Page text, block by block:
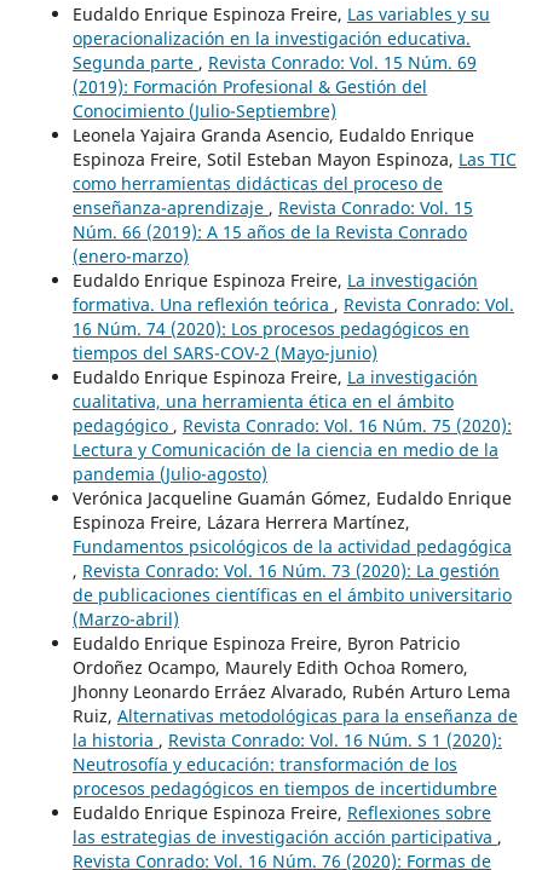
Eudaldo Enrique Espinoza Freire, Las variables y su
operacionalización en la investigación educativa.
Segunda parte , Revista Conrado: Vol. 15 Núm. 69
(2019): Formación Profesional & Gestión del
Conocimiento (Julio-Septiembre)
Leonela Yajaira Granda Asencio, Eudaldo Enrique
Espinoza Freire, Sotil Esteban Mayon Espinoza, Las TIC
como herramientas didácticas del proceso de
enseñanza-aprendizaje , Revista Conrado: Vol. 15
Núm. 66 (2019): A 15 años de la Revista Conrado
(enero-marzo)
Eudaldo Enrique Espinoza Freire, La investigación
formativa. Una reflexión teórica , Revista Conrado: Vol.
16 Núm. 74 (2020): Los procesos pedagógicos en
tiempos del SARS-COV-2 (Mayo-junio)
Eudaldo Enrique Espinoza Freire, La investigación
cualitativa, una herramienta ética en el ámbito
pedagógico , Revista Conrado: Vol. 16 Núm. 75 (2020):
Lectura y Comunicación de la ciencia en medio de la
pandemia (Julio-agosto)
Verónica Jacqueline Guamán Gómez, Eudaldo Enrique
Espinoza Freire, Lázara Herrera Martínez,
Fundamentos psicológicos de la actividad pedagógica
, Revista Conrado: Vol. 16 Núm. 73 (2020): La gestión
de publicaciones científicas en el ámbito universitario
(Marzo-abril)
Eudaldo Enrique Espinoza Freire, Byron Patricio
Ordoñez Ocampo, Maurely Edith Ochoa Romero,
Jhonny Leonardo Erráez Alvarado, Rubén Arturo Lema
Ruiz, Alternativas metodológicas para la enseñanza de
la historia , Revista Conrado: Vol. 16 Núm. S 1 (2020):
Neutrosofía y educación: transformación de los
procesos pedagógicos en tiempos de incertidumbre
Eudaldo Enrique Espinoza Freire, Reflexiones sobre
las estrategias de investigación acción participativa ,
Revista Conrado: Vol. 16 Núm. 76 (2020): Formas de